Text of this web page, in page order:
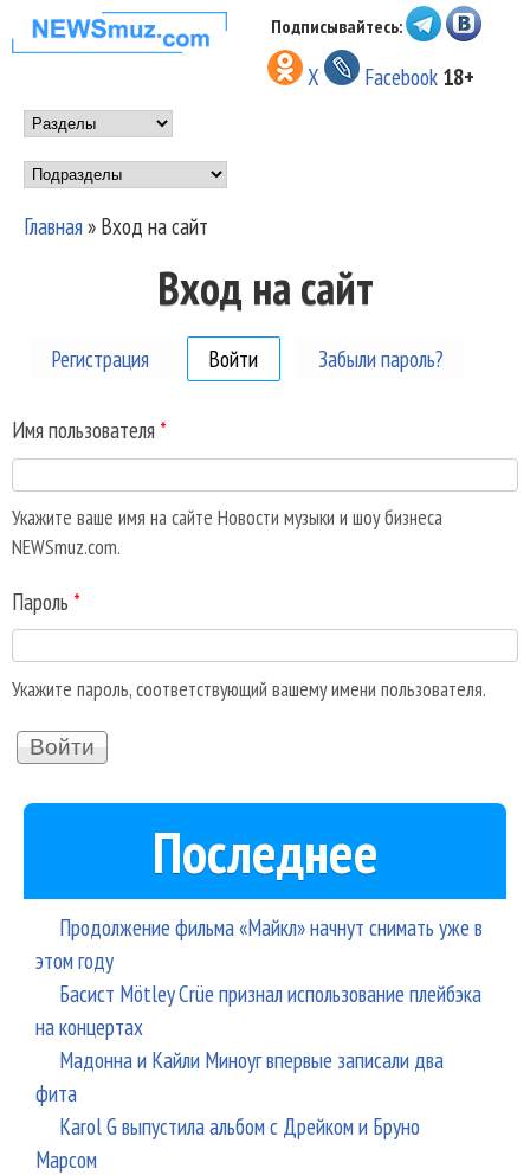
Перейти к основному
содержанию
НОВОСТИ
МУЗЫКИ И
ШОУ БИЗНЕСА
NEWSMUZ.COM
Подписывайтесь:
X Facebook 18+
Main menu
Подразделы
Вы здесь
Главная» Вход на сайт
Вход на сайт
Регистрация Войти (активная вкладка)
Забыли пароль?
Имя пользователя *
Укажите ваше имя на сайте Новости музыки и шоу бизнеса
NEWSmuz.com.
Пароль *
Укажите пароль, соответствующий вашему имени пользователя.
Последнее
Продолжение фильма «Майкл» начнут снимать уже в
этом году
Басист Mötley Crüe признал использование плейбэка
на концертах
Мадонна и Кайли Миноуг впервые записали два
фита
Karol G выпустила альбом с Дрейком и Бруно
Марсом